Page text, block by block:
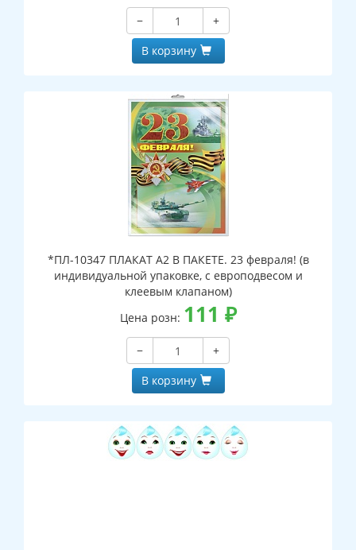
−
+
В корзину
*ПЛ-10347 ПЛАКАТ А2 В ПАКЕТЕ. 23 февраля! (в
индивидуальной упаковке, с европодвесом и
клеевым клапаном)
Цена розн: 111 ₽
−
+
В корзину